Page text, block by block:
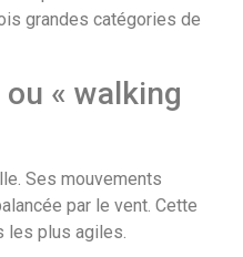
grandes catégories de
« walking
Ses mouvements
par le vent. Cette
les plus agiles.